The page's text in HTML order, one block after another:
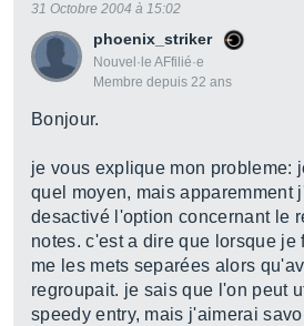
phoenix_striker
Nouvel·le AFfilié·e
Membre depuis 22 ans
31 Octobre 2004 à 15:02
Bonjour.
je vous explique mon probleme:
quel moyen, mais apparemment
desactivé l'option concernant le
notes. c'est a dire que lorsque je
me les mets separées alors
regroupait. je sais que l'on peut
speedy entry, mais j'aimerai